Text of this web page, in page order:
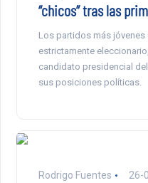
“chicos” tras las
Los partidos más jóvenes
estrictamente
candidato presidencial
sus posiciones políticas.
Rodrigo Fuentes 26-